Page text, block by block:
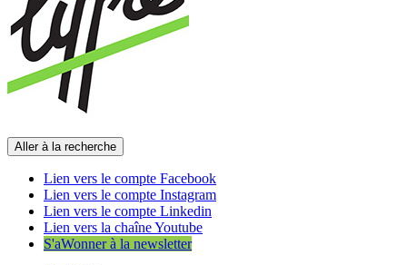
Aller à la recherche
Lien vers le compte Facebook
Lien vers le compte Instagram
Lien vers le compte Linkedin
Lien vers la chaîne Youtube
S'aWonner à la newsletter